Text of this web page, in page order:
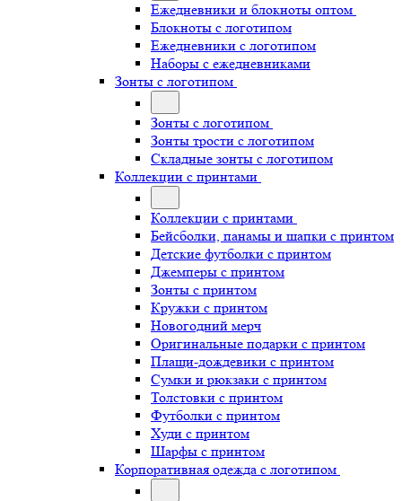
Ежедневники и блокноты оптом
Блокноты с логотипом
Ежедневники с логотипом
Наборы с ежедневниками
Зонты с логотипом
Зонты с логотипом
Зонты трости с логотипом
Складные зонты с логотипом
Коллекции с принтами
Коллекции с принтами
Бейсболки, панамы и шапки с принтом
Детские футболки с принтом
Джемперы с принтом
Зонты с принтом
Кружки с принтом
Новогодний мерч
Оригинальные подарки с принтом
Плащи-дождевики с принтом
Сумки и рюкзаки с принтом
Толстовки с принтом
Футболки с принтом
Худи с принтом
Шарфы с принтом
Корпоративная одежда с логотипом